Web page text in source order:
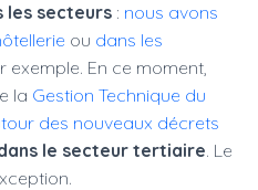
les secteurs : nous avons
ou dans les
exemple. En ce moment,
la Gestion Technique du
des nouveaux décrets
le secteur tertiaire. Le